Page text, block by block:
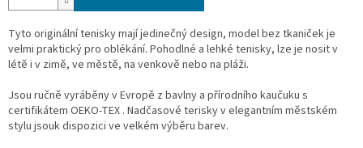
Tyto originální tenisky mají jedinečný design, model bez tkaniček je
velmi praktický pro oblékání. Pohodlné a lehké tenisky, lze je nosit v
létě i v zimě, ve městě, na venkově nebo na pláži.
Jsou ručně vyráběny v Evropě z bavlny a přírodního kaučuku s
certifikátem OEKO-TEX . Nadčasové terisky v elegantním městském
stylu jsouk dispozici ve velkém výběru barev.